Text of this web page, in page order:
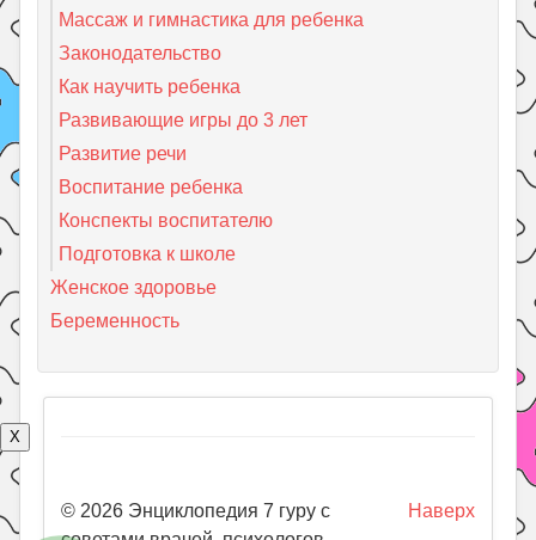
Массаж и гимнастика для ребенка
Законодательство
Как научить ребенка
Развивающие игры до 3 лет
Развитие речи
Воспитание ребенка
Конспекты воспитателю
Подготовка к школе
Женское здоровье
Беременность
X
Наверх
© 2026 Энциклопедия 7 гуру с